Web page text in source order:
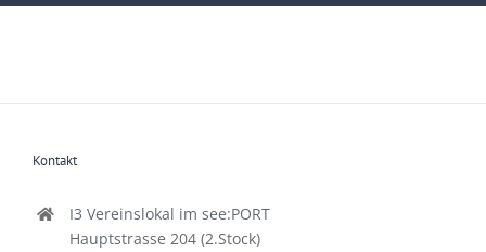
Kontakt
I3 Vereinslokal im see:PORT
Hauptstrasse 204 (2.Stock)